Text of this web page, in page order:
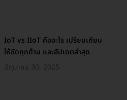
IoT vs IIoT คืออะไร เปรียบเทียบ
ให้ชัดทุกด้าน และอัปเดตล่าสุด
มิถุนายน 30, 2025